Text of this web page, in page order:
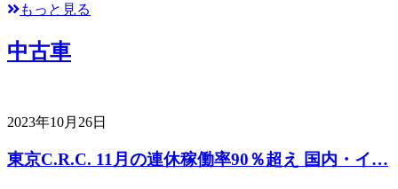
もっと見る
中古車
2023年10月26日
東京C.R.C. 11月の連休稼働率90％超え 国内・イ…